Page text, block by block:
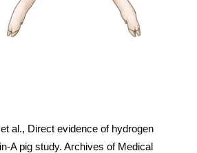
al., Direct evidence of hydrogen
A pig study. Archives of Medical